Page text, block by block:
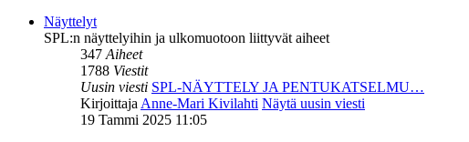
Näyttelyt
SPL:n näyttelyihin ja ulkomuotoon liittyvät aiheet
347Aiheet
1788 Viestit
Uusin viesti SPL-NÄYTTELY JA PENTUKATSELMU…
KirjoittajaAnne-Mari Kivilahti Näytä uusin viesti
19 Tammi 2025 11:05